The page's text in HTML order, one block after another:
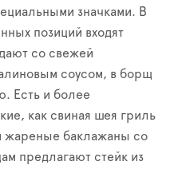
значками. В
позиций входят
со свежей
соусом, в борщ
Есть и более
как свиная шея гриль
жареные баклажаны со
предлагают стейк из